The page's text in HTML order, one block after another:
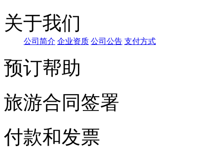
关于我们
公司简介 企业资质 公司公告 支付方式
预订帮助
旅游合同签署
付款和发票